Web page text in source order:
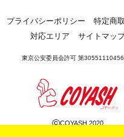
プライバシーポリシー
特定商
対応エリア
サイトマッ
東京公安委員会許可 第
©COYASH 2020